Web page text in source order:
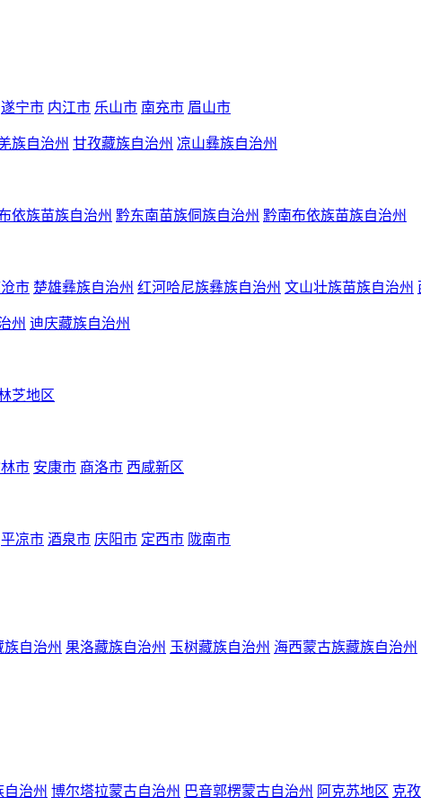
遂宁市 内江市 乐山市 南充市 眉山市
族自治州 甘孜藏族自治州 凉山彝族自治州
依族苗族自治州 黔东南苗族侗族自治州 黔南布依族苗族自治州
沧市 楚雄彝族自治州 红河哈尼族彝族自治州 文山壮族苗族自治州
州 迪庆藏族自治州
芝地区
市 安康市 商洛市 西咸新区
平凉市 酒泉市 庆阳市 定西市 陇南市
族自治州 果洛藏族自治州 玉树藏族自治州 海西蒙古族藏族自治州
自治州 博尔塔拉蒙古自治州 巴音郭楞蒙古自治州 阿克苏地区 克